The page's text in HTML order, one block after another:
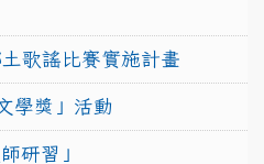
歌謠比賽實施計畫
學獎」活動
研習」